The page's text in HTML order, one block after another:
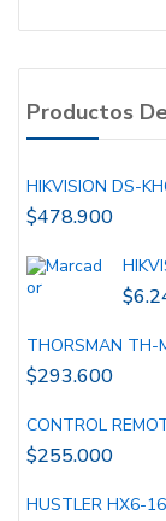
Productos
HIKVISION DS-
$478.900
$
THORSMAN TH-
$293.600
CONTROL
$255.000
HUSTLER HX6-